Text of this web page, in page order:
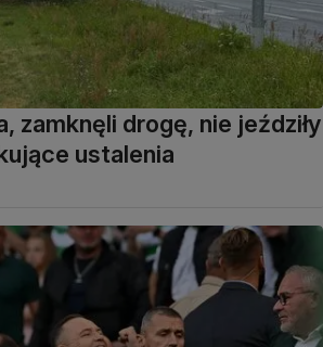
zamknęli drogę, nie jeździły
ustalenia